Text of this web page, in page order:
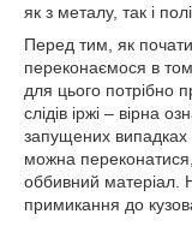
як з металу, так і
Перед тим, як
переконаємося в
для цього потрібно
слідів іржі – вірна
запущених випадках
можна
оббивний матеріал.
примикання до